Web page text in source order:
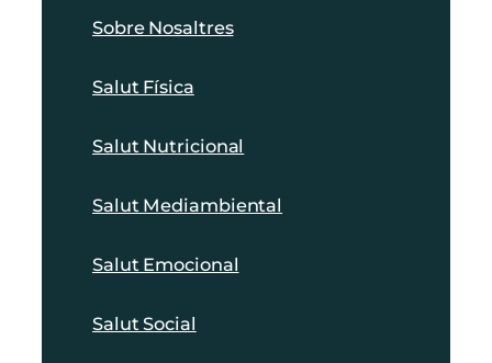
Sobre Nosaltres
Salut Física
Salut Nutricional
Salut Mediambiental
Salut Emocional
Salut Social